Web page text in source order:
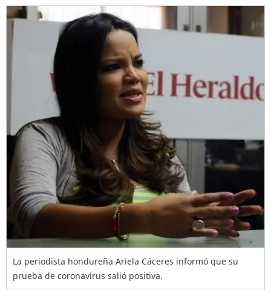
La periodista hondureña Ariela Cáceres informó que su
prueba de coronavirus salió positiva.